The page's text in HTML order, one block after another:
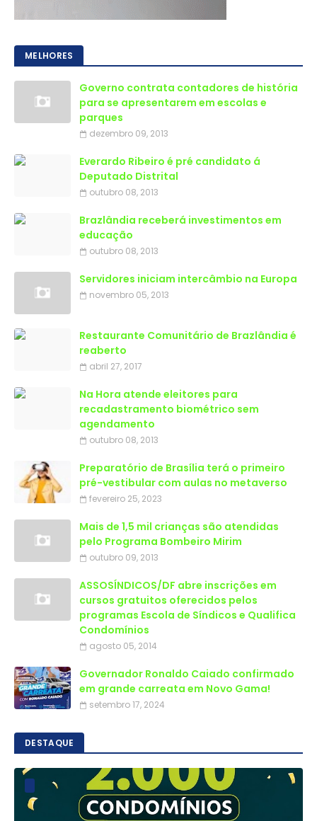
MELHORES
Governo contrata contadores de história
para se apresentarem em escolas e
parques
dezembro 09, 2013
Everardo Ribeiro é pré candidato á
Deputado Distrital
outubro 08, 2013
Brazlândia receberá investimentos em
educação
outubro 08, 2013
Servidores iniciam intercâmbio na Europa
novembro 05, 2013
Restaurante Comunitário de Brazlândia é
reaberto
abril 27, 2017
Na Hora atende eleitores para
recadastramento biométrico sem
agendamento
outubro 08, 2013
Preparatório de Brasília terá o primeiro
pré-vestibular com aulas no metaverso
fevereiro 25, 2023
Mais de 1,5 mil crianças são atendidas
outubro 09, 2013
ASSOSÍNDICOS/DF abre inscrições em
cursos gratuitos oferecidos pelos
programas Escola de Síndicos e Qualifica
Condomínios
agosto 05, 2014
Governador Ronaldo Caiado confirmado
em grande carreata em Novo Gama!
setembro 17, 2024
DESTAQUE